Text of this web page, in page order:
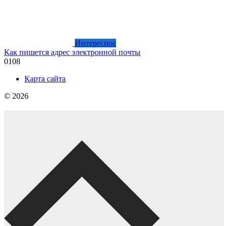
Интересное
Как пишется адрес электронной почты
0108
Карта сайта
© 2026